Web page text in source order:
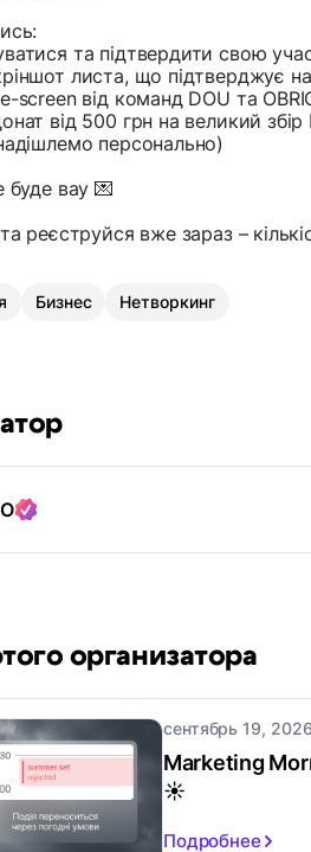
та підтвердити свою
листа, що підтверджує
screen від команд DOU та
від 500 грн на великий
персонально)
буде вау 💌
реєструйся вже зараз –
Бизнес Нетворкинг
организатора
сентябрь 19,
Marketing
☀️
Подробнее